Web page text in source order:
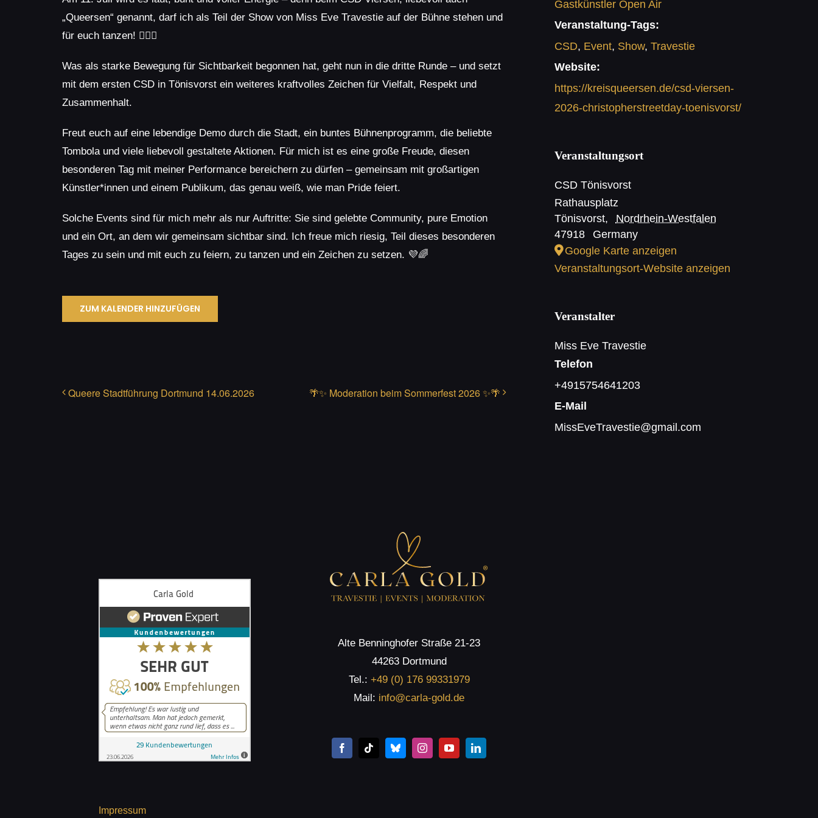
„Queersen“ genannt, darf ich als Teil der Show von Miss Eve Travestie auf der Bühne stehen und
für euch tanzen! 🏳️‍🌈✨
Was als starke Bewegung für Sichtbarkeit begonnen hat, geht nun in die dritte Runde – und setzt
mit dem ersten CSD in Tönisvorst ein weiteres kraftvolles Zeichen für Vielfalt, Respekt und
Zusammenhalt.
Freut euch auf eine lebendige Demo durch die Stadt, ein buntes Bühnenprogramm, die beliebte
Tombola und viele liebevoll gestaltete Aktionen. Für mich ist es eine große Freude, diesen
besonderen Tag mit meiner Performance bereichern zu dürfen – gemeinsam mit großartigen
Künstler*innen und einem Publikum, das genau weiß, wie man Pride feiert.
Solche Events sind für mich mehr als nur Auftritte: Sie sind gelebte Community, pure Emotion
und ein Ort, an dem wir gemeinsam sichtbar sind. Ich freue mich riesig, Teil dieses besonderen
Tages zu sein und mit euch zu feiern, zu tanzen und ein Zeichen zu setzen. 💜🌈
ZUM KALENDER HINZUFÜGEN
Queere Stadtführung Dortmund 14.06.2026 🌴✨ Moderation beim Sommerfest 2026 ✨🌴
Gastkünstler Open Air
Veranstaltung-Tags:
CSD, Event, Show,Travestie
Website:
https://kreisqueersen.de/csd-viersen-
2026-christopherstreetday-toenisvorst/
Veranstaltungsort
CSD Tönisvorst
Rathausplatz
Tönisvorst,
Nordrhein-Westfalen
47918
Germany
Google Karte anzeigen
Veranstaltungsort-Website anzeigen
Veranstalter
Miss Eve Travestie
Telefon
+4915754641203
E-Mail
MissEveTravestie@gmail.com
Impressum
Alte Benninghofer Straße 21-23
44263 Dortmund
Tel.: +49 (0) 176 99331979
Mail: info@carla-gold.de